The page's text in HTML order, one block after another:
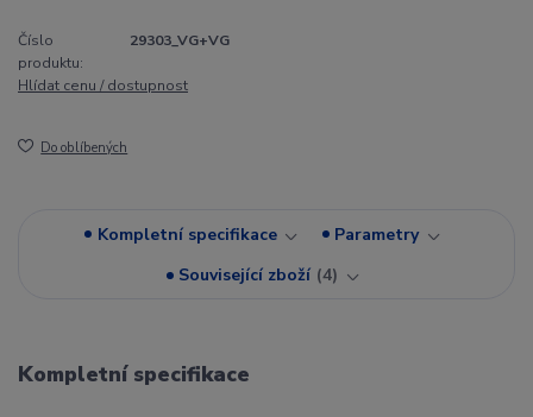
Číslo
produktu:
29303_VG+VG
Hlídat cenu / dostupnost
Do oblíbených
Kompletní specifikace
Parametry
Související zboží 4
Kompletní specifikace